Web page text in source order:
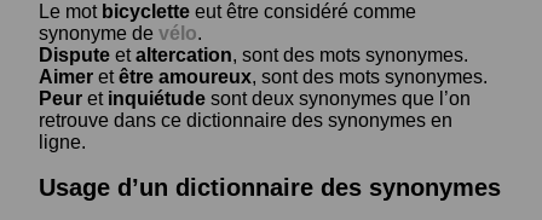
Le mot bicyclette eut être considéré comme
synonyme de vélo.
Dispute etaltercation, sont des mots synonymes.
Aimer etêtre amoureux, sont des mots synonymes.
Peur et inquiétude sont deux synonymes que l’on
retrouve dans ce dictionnaire des synonymes en
ligne.
Usage d’un dictionnaire des synonymes